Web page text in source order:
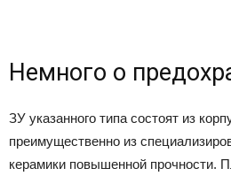
Немного о
ЗУ указанного типа состоят из
преимущественно из
керамики повышенной прочности.